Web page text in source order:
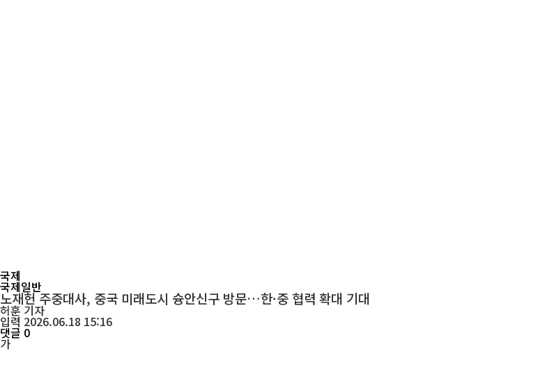
국제
국제일반
노재헌 주중대사, 중국 미래도시 슝안신구 방문…한·중 협력 확대 기대
허훈기자
입력 2026.06.18 15:16
댓글 0
가